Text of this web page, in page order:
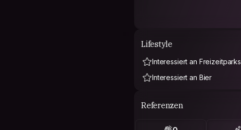
Lifestyle
Interessiert an Freizeitparks
Interessiert an Bier
Referenzen